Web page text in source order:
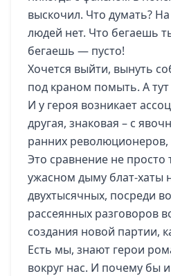
выскочил. Что думать?
людей нет. Что бегаешь
бегаешь — пусто!
Хочется выйти, вынуть
под краном помыть. А
И у героя возникает
другая, знаковая – с
ранних революционеров,
Это сравнение не просто
ужасном дыму блат-хаты
двухтысячных, посреди
рассеянных разговоров
создания новой партии,
Есть мы, знают герои
вокруг нас. И почему бы